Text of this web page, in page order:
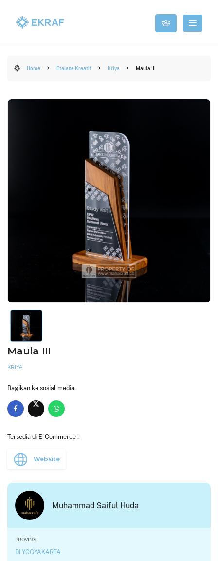
Home Etalase Kreatif Kriya Maula III
Maula III
KRIYA
Bagikan ke sosial media :
Tersedia di E-Commerce :
Website
Muhammad Saiful Huda
PROVINSI
DI YOGYAKARTA